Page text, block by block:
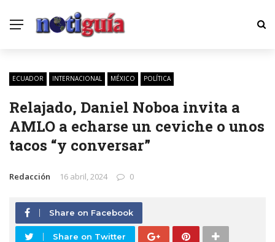
ECUADOR INTERNACIONAL MÉXICO POLÍTICA
Relajado, Daniel Noboa invita a
AMLO a echarse un ceviche o unos
tacos “y conversar”
Redacción 16 abril, 2024 0
Share on Facebook
Share on Twitter